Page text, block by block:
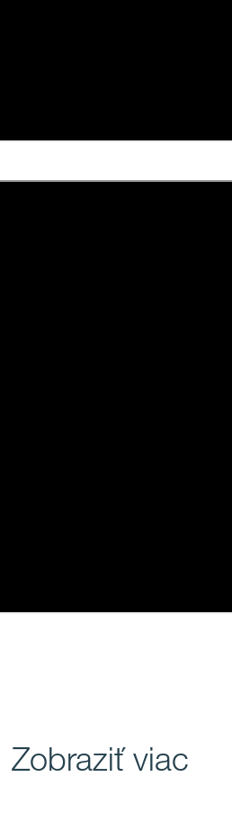
Zobraziť viac